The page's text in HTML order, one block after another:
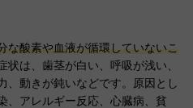
な酸素や血液が循環していないこ
状は、歯茎が白い、呼吸が浅い、
、動きが鈍いなどです。原因とし
、アレルギー反応、心臓病、貧